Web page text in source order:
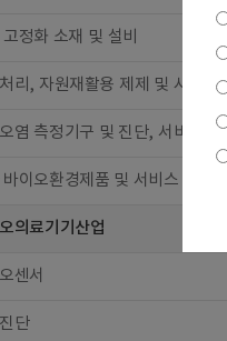
정화 소재 및 설비
리, 자원재활용 제제 및 시스템
염 측정기구 및 진단, 서비스
바이오환경제품 및 서비스
의료기기산업
센서
단